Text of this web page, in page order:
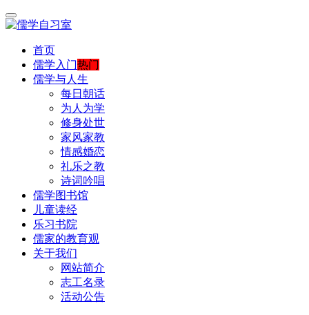
首页
儒学入门热门
儒学与人生
每日朝话
为人为学
修身处世
家风家教
情感婚恋
礼乐之教
诗词吟唱
儒学图书馆
儿童读经
乐习书院
儒家的教育观
关于我们
网站简介
志工名录
活动公告